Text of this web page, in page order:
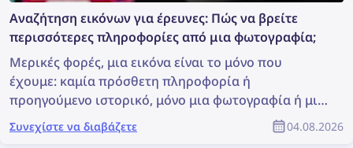
Αναζήτηση εικόνων για έρευνες: Πώς να βρείτε
περισσότερες πληροφορίες από μια φωτογραφία;
Μερικές φορές, μια εικόνα είναι το μόνο που
έχουμε: καμία πρόσθετη πληροφορία ή
προηγούμενο ιστορικό, μόνο μια φωτογραφία ή μια
καταγραφή. Είναι αυτό αρκετό για να ξεκινήσουμε
μια έρευνα; Μπορεί να μην είναι ιδανικό, αλλά αρκεί
Συνεχίστε να διαβάζετε 04.08.2026